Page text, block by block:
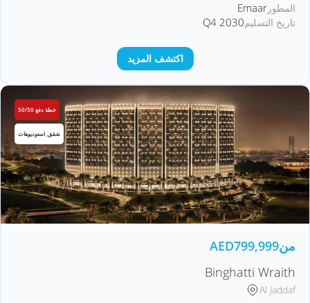
المطور Emaar
تاريخ التسليمQ4 2030
اكتشف المزيد
خطة دفع 50/50
شقق, استوديوهات
من AED799,999
Binghatti Wraith
Al Jaddaf